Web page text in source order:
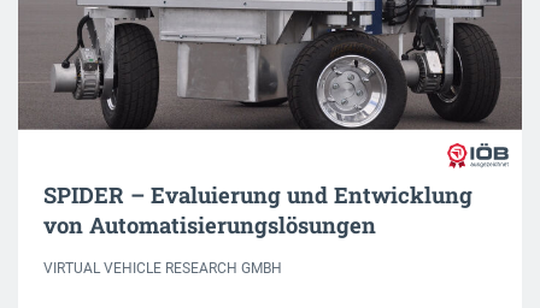
SPIDER – Evaluierung und Entwicklung
von Automatisierungslösungen
VIRTUAL VEHICLE RESEARCH GMBH